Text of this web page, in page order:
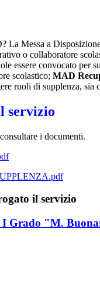
La Messa a
o collaboratore
essere convocato per
scolastico; MAD
ruoli di supplenza, sia
servizio
i documenti.
il servizio
I Grado "M.